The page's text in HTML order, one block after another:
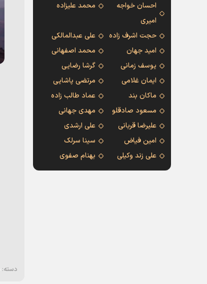
دسته:
احسان خواجه
امیری
محمد علیزاده
حجت اشرف زاده
علی عبدالمالکی
امید جهان
محمد اصفهانی
یوسف زمانی
گرشا رضایی
ایمان غلامی
مرتضی پاشایی
ماکان بند
عماد طالب زاده
مسعود صادقلو
مهدی جهانی
علیرضا قربانی
علی ارشدی
امین فیاض
سینا سرلک
علی زند وکیلی
بهنام صفوی